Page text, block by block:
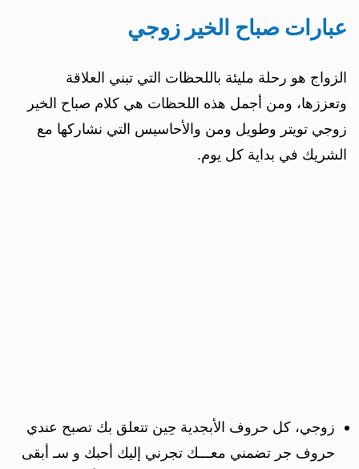
عبارات صباح الخير زوجي
الزواج هو رحلة مليئة باللحظات التي تبني العلاقة
وتعززها، ومن أجمل هذه اللحظات هي كلام صباح الخير
زوجي تويتر وطويل ومن والأحاسيس التي نشاركها مع
الشريك في بداية كل يوم.
زوجي، كل حروف الأبجدية حِين تتعلق بك تصبح عندي
حروف جر تضمني معـــك تجرني إليك أحبك و سـ أبقى